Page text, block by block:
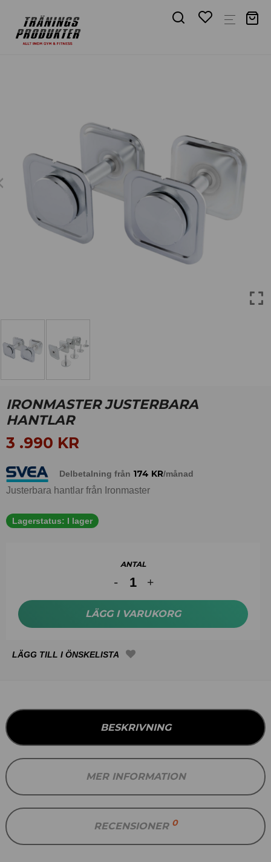
IRONMASTER JUSTERBARA
HANTLAR
3 .990 KR
Delbetalning från 174 KR/månad
Justerbara hantlar från Ironmaster
Lagerstatus: I lager
ANTAL
LÄGG I VARUKORG
BESKRIVNING
MER INFORMATION
RECENSIONER 0